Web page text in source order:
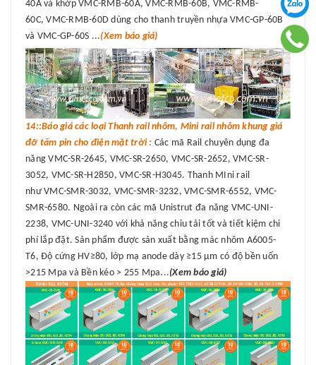
40A và khớp VMC-RMB-60A, VMC-RMB-60B, VMC-RMB-
60C, VMC-RMB-60D dùng cho thanh truyền nhựa VMC-GP-60B
và VMC-GP-60S ...(Xem báo giá)
14::Báo giá các loại Thanh rail nhôm, Mini rail nhôm khung giá
đỡ tấm pin cho điện mặt trời : Các mã Rail chuyên dụng đa
năng VMC-SR-2645, VMC-SR-2650, VMC-SR-2652, VMC-SR-
3052, VMC-SR-H2850, VMC-SR-H3045. Thanh MIni rail
như VMC-SMR-3032, VMC-SMR-3232, VMC-SMR-6552, VMC-
SMR-6580. Ngoài ra còn các mã Unistrut đa năng VMC-UNI-
2238, VMC-UNI-3240 với khả năng chỉu tải tốt và tiết kiệm chi
phí lắp đặt. Sản phẩm được sản xuất bằng mác nhôm A6005-
T6, Độ cứng HV≥80, lớp mạ anode dày ≥15 μm có độ bền uốn
>215 Mpa và Bền kéo > 255 Mpa...(Xem báo giá)